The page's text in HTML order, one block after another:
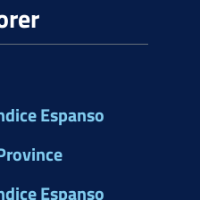
Espanso
Espanso